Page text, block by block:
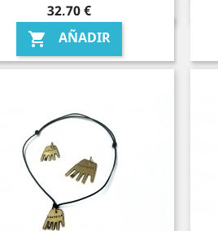
Precio
32,70 €
 AÑADIR